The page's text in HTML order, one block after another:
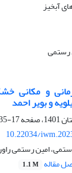
و مکانی
و بویر احمد
17-35
10.22034/
امین رستمی
مقاله 1.1 M